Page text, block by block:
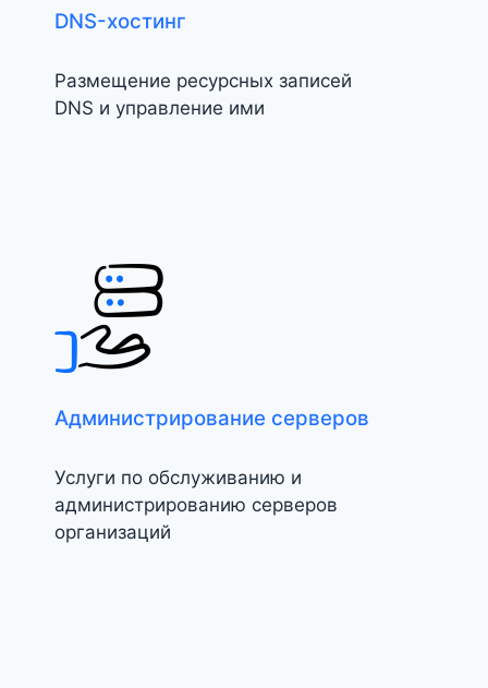
DNS-хостинг
Размещение ресурсных записей
DNS и управление ими
Администрирование серверов
Услуги по обслуживанию и
администрированию серверов
организаций